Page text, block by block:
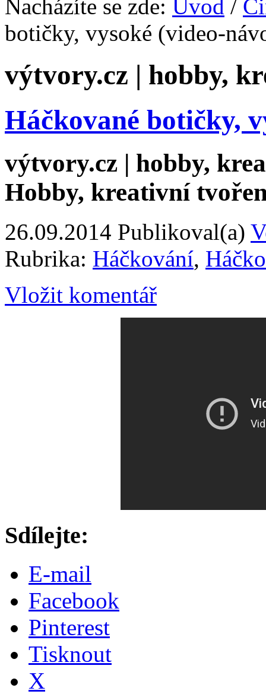
Nacházíte se zde: Úvod /
botičky, vysoké (video-
výtvory.cz | hobby,
Háčkované botičky,
výtvory.cz | hobby,
Hobby, kreativní
26.09.2014 Publikoval(a)
Rubrika: Háčkování,
Vložit komentář
Sdílejte:
E-mail
Facebook
Pinterest
Tisknout
X